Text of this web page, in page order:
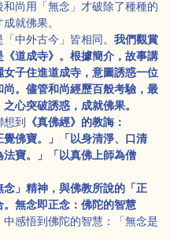
尚用「無念」才破除了種種的
就佛果。
中外古今」皆相同。 我們觀賞
《道成寺》。根據簡介，故事講
子住進道成寺，意圖誘惑一位
。儘管和尚經歷百般考驗，最
心突破誘惑，成就佛果。
想到 《真佛經》的教誨：
覺佛寶。」「以身清淨、口清
寶。」「以真佛上師為僧
」精神，與佛教所說的「正
無念即正念：佛陀的智慧
感悟到佛陀的智慧：「無念是